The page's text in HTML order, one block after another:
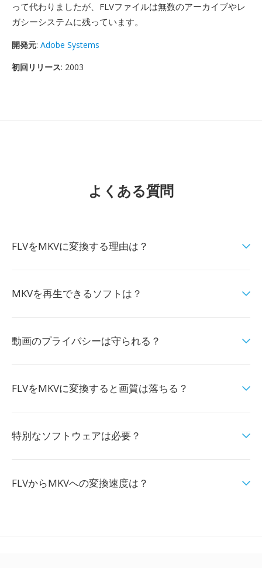
って代わりましたが、FLVファイルは無数のアーカイブやレ
ガシーシステムに残っています。
開発元: Adobe Systems
初回リリース: 2003
よくある質問
FLVをMKVに変換する理由は？
MKVを再生できるソフトは？
動画のプライバシーは守られる？
FLVをMKVに変換すると画質は落ちる？
特別なソフトウェアは必要？
FLVからMKVへの変換速度は？